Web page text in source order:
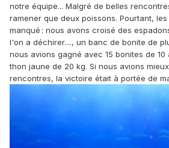
notre équipe... Malgré de belles
ramener que deux poissons. Pourtant,
manqué : nous avons croisé des
l'on a déchirer...., un banc de bonite de
nous avions gagné avec 15 bonites de 10
thon jaune de 20 kg. Si nous avions
rencontres, la victoire était à portée de